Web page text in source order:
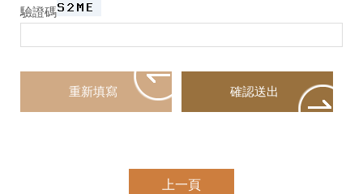
驗證碼
上一頁